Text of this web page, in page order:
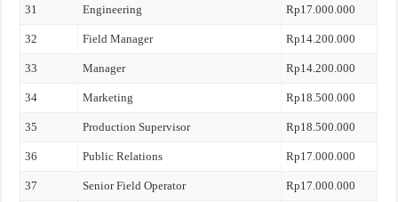
31 Engineering Rp17.000.000
32 Field Manager Rp14.200.000
33 Manager Rp14.200.000
34 Marketing Rp18.500.000
35 Production Supervisor Rp18.500.000
36 Public Relations Rp17.000.000
37 Senior Field Operator Rp17.000.000